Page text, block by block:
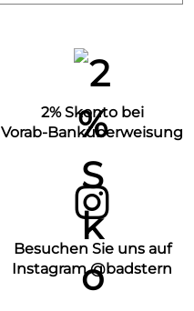
2% Skonto bei
Vorab-Banküberweisung
Besuchen Sie uns auf
Instagram @badstern